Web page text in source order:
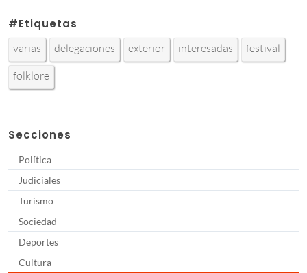
#Etiquetas
varias delegaciones exterior interesadas
festival
folklore
Secciones
Política
Judiciales
Turismo
Sociedad
Deportes
Cultura